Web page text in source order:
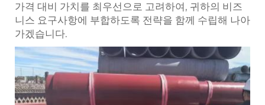
가격 대비 가치를 최우선으로 고려하여, 귀하의 비즈
니스 요구사항에 부합하도록 전략을 함께 수립해 나아
가겠습니다.